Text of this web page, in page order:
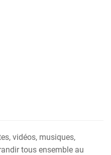
vidéos, musiques,
tous ensemble au